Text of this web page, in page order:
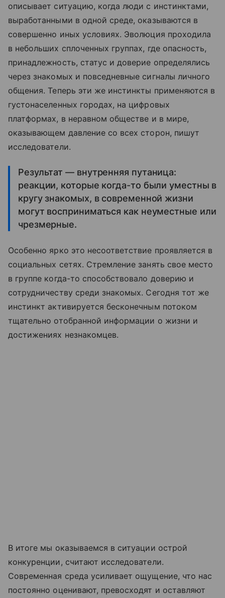
описывает ситуацию, когда люди с инстинктами,
выработанными в одной среде, оказываются в
совершенно иных условиях. Эволюция проходила
в небольших сплоченных группах, где опасность,
принадлежность, статус и доверие определялись
через знакомых и повседневные сигналы личного
общения. Теперь эти же инстинкты применяются в
густонаселенных городах, на цифровых
платформах, в неравном обществе и в мире,
оказывающем давление со всех сторон, пишут
исследователи.
Результат — внутренняя путаница:
реакции, которые когда-то были уместны в
кругу знакомых, в современной жизни
могут восприниматься как неуместные или
чрезмерные.
Особенно ярко это несоответствие проявляется в
социальных сетях. Стремление занять свое место
в группе когда-то способствовало доверию и
сотрудничеству среди знакомых. Сегодня тот же
инстинкт активируется бесконечным потоком
тщательно отобранной информации о жизни и
достижениях незнакомцев.
В итоге мы оказываемся в ситуации острой
конкуренции, считают исследователи.
Современная среда усиливает ощущение, что нас
постоянно оценивают, превосходят и оставляют